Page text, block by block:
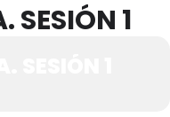
SESIÓN 1